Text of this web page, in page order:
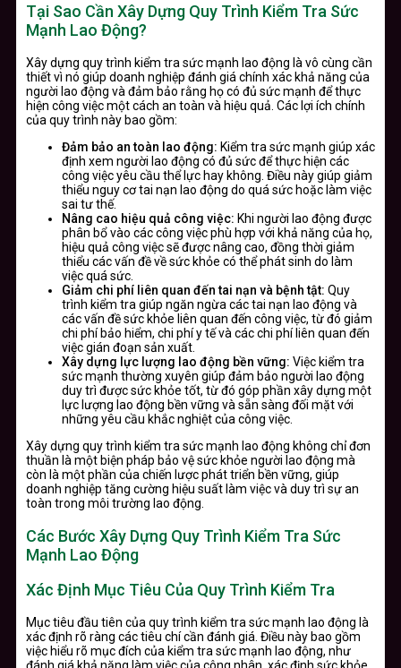
Tại Sao Cần Xây Dựng Quy Trình Kiểm Tra Sức
Mạnh Lao Động?
Xây dựng quy trình kiểm tra sức mạnh lao động là vô cùng cần
thiết vì nó giúp doanh nghiệp đánh giá chính xác khả năng của
người lao động và đảm bảo rằng họ có đủ sức mạnh để thực
hiện công việc một cách an toàn và hiệu quả. Các lợi ích chính
của quy trình này bao gồm:
Đảm bảo an toàn lao động: Kiểm tra sức mạnh giúp xác
định xem người lao động có đủ sức để thực hiện các
công việc yêu cầu thể lực hay không. Điều này giúp giảm
thiểu nguy cơ tai nạn lao động do quá sức hoặc làm việc
sai tư thế.
Nâng cao hiệu quả công việc: Khi người lao động được
phân bổ vào các công việc phù hợp với khả năng của họ,
hiệu quả công việc sẽ được nâng cao, đồng thời giảm
thiểu các vấn đề về sức khỏe có thể phát sinh do làm
việc quá sức.
Giảm chi phí liên quan đến tai nạn và bệnh tật: Quy
trình kiểm tra giúp ngăn ngừa các tai nạn lao động và
các vấn đề sức khỏe liên quan đến công việc, từ đó giảm
chi phí bảo hiểm, chi phí y tế và các chi phí liên quan đến
việc gián đoạn sản xuất.
Xây dựng lực lượng lao động bền vững: Việc kiểm tra
sức mạnh thường xuyên giúp đảm bảo người lao động
duy trì được sức khỏe tốt, từ đó góp phần xây dựng một
lực lượng lao động bền vững và sẵn sàng đối mặt với
những yêu cầu khắc nghiệt của công việc.
Xây dựng quy trình kiểm tra sức mạnh lao động không chỉ đơn
thuần là một biện pháp bảo vệ sức khỏe người lao động mà
còn là một phần của chiến lược phát triển bền vững, giúp
doanh nghiệp tăng cường hiệu suất làm việc và duy trì sự an
toàn trong môi trường lao động.
Các Bước Xây Dựng Quy Trình Kiểm Tra Sức
Mạnh Lao Động
Xác Định Mục Tiêu Của Quy Trình Kiểm Tra
Mục tiêu đầu tiên của quy trình kiểm tra sức mạnh lao động là
xác định rõ ràng các tiêu chí cần đánh giá. Điều này bao gồm
việc hiểu rõ mục đích của kiểm tra sức mạnh lao động, như